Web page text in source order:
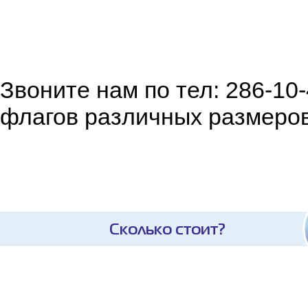
Звоните нам по тел: 286-
флагов различных
Сколько стоит?